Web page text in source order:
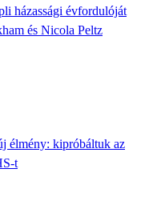
házassági évfordulóját
és Nicola Peltz
élmény: kipróbáltuk az
t